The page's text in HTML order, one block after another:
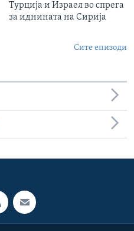
Турција и Израел во спрега
за иднината на Сирија
Сите епизоди